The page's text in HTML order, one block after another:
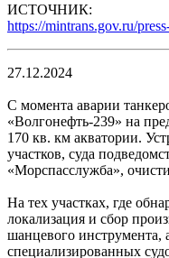
ИСТОЧНИК:
https://mintrans.gov.ru/
27.12.2024
С момента аварии
«Волгонефть-239» на
170 кв. км акватории.
участков, суда
«Морспасслужба»,
На тех участках, где
локализация и сбор
шанцевого инструмента,
специализированных